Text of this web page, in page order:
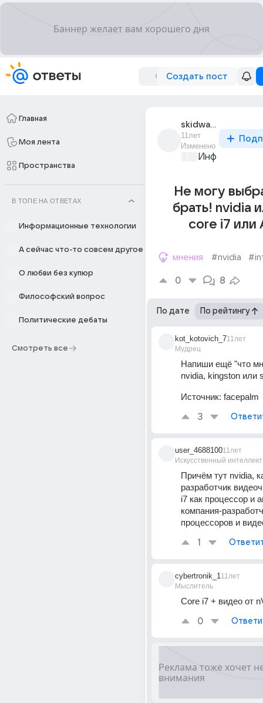
Создать пост
Главная
Моя лента
Пространства
В ТОПЕ НА ОТВЕТАХ
Информационные технологии
А сейчас что-то совсем другое
О любви без купюр
Философский вопрос
Политические дебаты
Смотреть все
skidward
11лет
Изменено
Не могу
брать! nvidia
core i7 или
мнения #nvidia
0 8
По дате По рейтингу
kot_kotovich_7
Мудрец
11лет
Напиши ещё "что
nvidia, kingston или
Источник: facepalm
3
user_4688100
Искусственный интеллект
11лет
Причём тут nvidia,
разработчик
i7 как процессор и
компания-
процессоров и
1
cybertronik_1
Мыслитель
11лет
Core i7 + видео от
0